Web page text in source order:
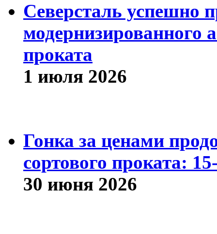
Северсталь успешно
модернизированного
проката
1 июля 2026
Гонка за ценами
сортового проката:
30 июня 2026